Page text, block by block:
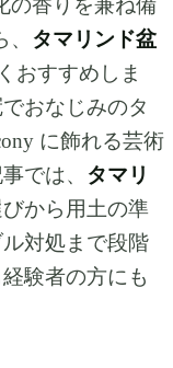
の香りを兼ね備
タマリンド盆
おすすめしま
おなじみのタ
に飾れる芸術
では、 タマリ
から用土の準
対処まで段階
験者の方にも